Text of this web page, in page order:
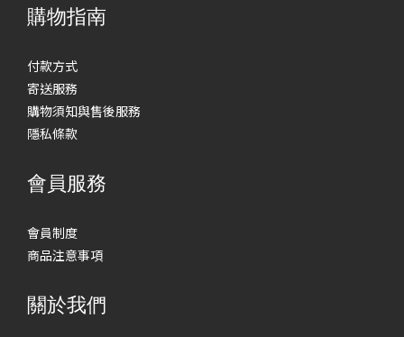
購物指南
付款方式
寄送服務
購物須知與售後服務
隱私條款
會員服務
會員制度
商品注意事項
關於我們